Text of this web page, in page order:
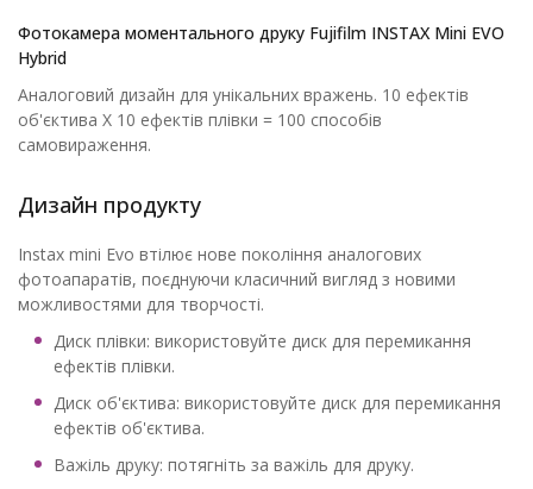
Фотокамера моментального друку Fujifilm INSTAX Mini EVO
Hybrid
Аналоговий дизайн для унікальних вражень. 10 ефектів
об'єктива X 10 ефектів плівки = 100 способів
самовираження.
Дизайн продукту
Instax mini Evo втілює нове покоління аналогових
фотоапаратів, поєднуючи класичний вигляд з новими
можливостями для творчості.
Диск плівки: використовуйте диск для перемикання
ефектів плівки.
Диск об'єктива: використовуйте диск для перемикання
ефектів об'єктива.
Важіль друку: потягніть за важіль для друку.